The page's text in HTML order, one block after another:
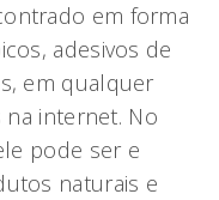
em forma
adesivos de
em qualquer
na internet. No
pode ser e
naturais e